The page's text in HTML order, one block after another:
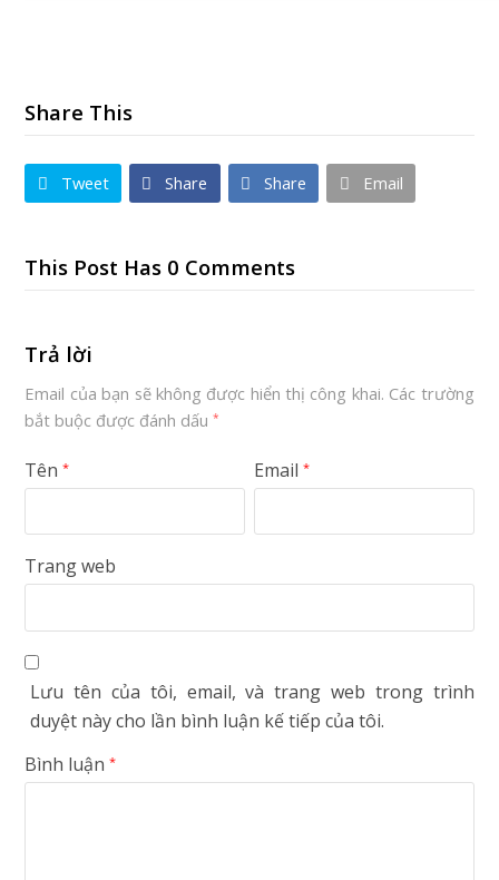
Share This
Tweet Share Share Email
This Post Has 0 Comments
Trả lời
Email của bạn sẽ không được hiển thị công khai. Các trường
bắt buộc được đánh dấu*
Tên* Email*
Trang web
Lưu tên của tôi, email, và trang web trong trình
duyệt này cho lần bình luận kế tiếp của tôi.
Bình luận*